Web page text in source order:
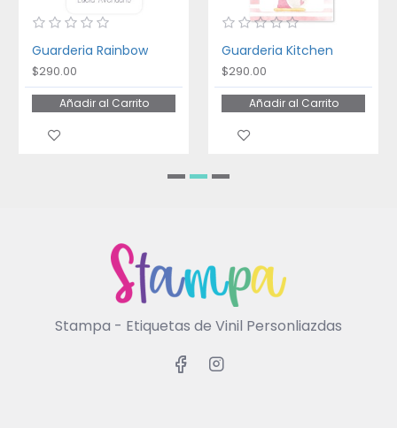
Guarderia Rainbow
$290.00
Añadir al Carrito
Guarderia Kitchen
$290.00
Añadir al Carrito
Stampa - Etiquetas de Vinil Personliazdas